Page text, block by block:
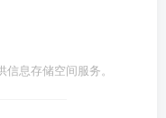
息存储空间服务。